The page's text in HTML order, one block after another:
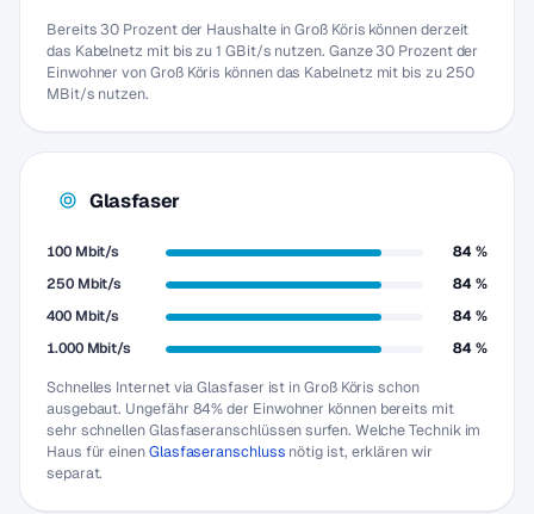
Bereits 30 Prozent der Haushalte in Groß Köris können derzeit
das Kabelnetz mit bis zu 1 GBit/s nutzen. Ganze 30 Prozent der
Einwohner von Groß Köris können das Kabelnetz mit bis zu 250
MBit/s nutzen.
Glasfaser
100 Mbit/s
84 %
250 Mbit/s
84 %
400 Mbit/s
84 %
1.000 Mbit/s
84 %
Schnelles Internet via Glasfaser ist in Groß Köris schon
ausgebaut. Ungefähr 84% der Einwohner können bereits mit
sehr schnellen Glasfaseranschlüssen surfen. Welche Technik im
Haus für einenGlasfaseranschluss nötig ist, erklären wir
separat.